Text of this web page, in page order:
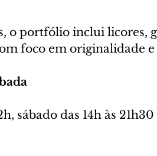
o portfólio inclui licores,
foco em originalidade
sábado das 14h às